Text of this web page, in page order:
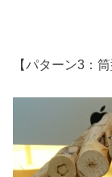
【パターン3：筒